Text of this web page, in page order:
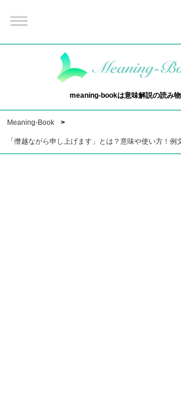
meaning-bookは意味解説の読み
Meaning-Book
「僭越ながら申し上げます」とは？意味や使い方！例